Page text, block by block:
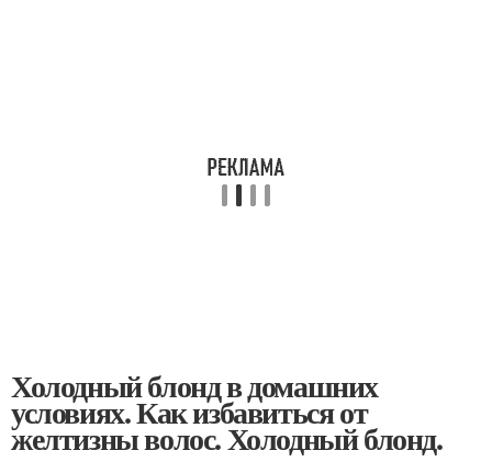
Холодный блонд в домашних
условиях. Как избавиться от
желтизны волос. Холодный блонд.